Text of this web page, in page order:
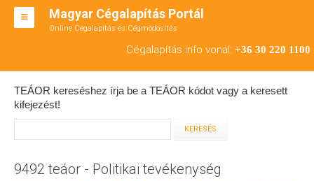
Magyar Cégalapítás Portál
Online Cégalapítás és Cégmódosítás
Cégalapítás info vonal: +36 30 220 1100
BT ALAPÍTÁS
RT ALAPÍTÁS
TEÁOR kereséshez írja be a TEÁOR kódot vagy a keresett
kifejezést!
9492 teáor - Politikai tevékenység